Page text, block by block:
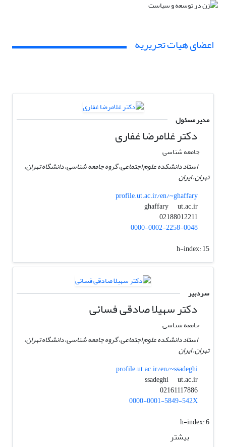
اعضای هیات تحریریه
مدیر مسئول
دکتر غلامرضا غفاری
جامعه شناسی
استاد دانشکده علوم اجتماعی، گروه جامعه شناسی، دانشگاه تهران،
تهران، ایران
profile.ut.ac.ir/en/~ghaffary
ghaffary
ut.ac.ir
0000-0002-2258-0048
h-index:15
سردبیر
دکتر سهیلا صادقی فسائی
جامعه شناسی
استاد دانشکده علوم اجتماعی، گروه جامعه شناسی، دانشگاه تهران،
تهران، ایران
profile.ut.ac.ir/en/~ssadeghi
ssadeghi
ut.ac.ir
02161117886
0000-0001-5849-542X
h-index:6
بیشتر